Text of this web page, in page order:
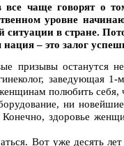
все чаще говорят о
уровне
ситуации в стране.
нация – это залог
призывы останутся
заведующая 1-
полюбить себя,
ни
Конечно, здоровье
Вот уже десять